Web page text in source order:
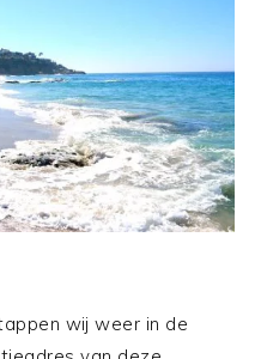
wij weer in de